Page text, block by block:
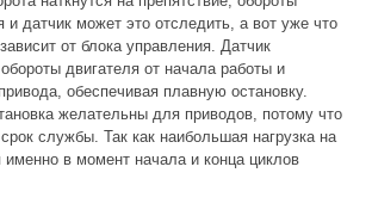
и датчик может это отследить, а вот уже что
от блока управления. Датчик
двигателя от начала работы и
обеспечивая плавную остановку.
желательны для приводов, потому что
службы. Так как наибольшая нагрузка на
именно в момент начала и конца циклов